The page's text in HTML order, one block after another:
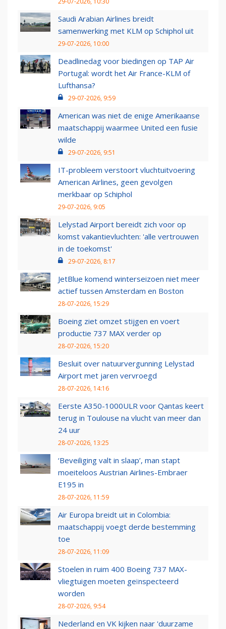
Saudi Arabian Airlines breidt
samenwerking met KLM op Schiphol uit
29-07-2026, 10:00
Deadlinedag voor biedingen op TAP Air
Portugal: wordt het Air France-KLM of
Lufthansa?
29-07-2026, 9:59
American was niet de enige Amerikaanse
maatschappij waarmee United een fusie
wilde
29-07-2026, 9:51
IT-probleem verstoort vluchtuitvoering
American Airlines, geen gevolgen
merkbaar op Schiphol
29-07-2026, 9:05
Lelystad Airport bereidt zich voor op
komst vakantievluchten: 'alle vertrouwen
in de toekomst'
29-07-2026, 8:17
JetBlue komend winterseizoen niet meer
actief tussen Amsterdam en Boston
28-07-2026, 15:29
Boeing ziet omzet stijgen en voert
productie 737 MAX verder op
28-07-2026, 15:20
Besluit over natuurvergunning Lelystad
Airport met jaren vervroegd
28-07-2026, 14:16
Eerste A350-1000ULR voor Qantas keert
terug in Toulouse na vlucht van meer dan
24 uur
28-07-2026, 13:25
‘Beveiliging valt in slaap’, man stapt
moeiteloos Austrian Airlines-Embraer
E195 in
28-07-2026, 11:59
Air Europa breidt uit in Colombia:
maatschappij voegt derde bestemming
toe
28-07-2026, 11:09
Stoelen in ruim 400 Boeing 737 MAX-
vliegtuigen moeten geïnspecteerd
worden
28-07-2026, 9:54
Nederland en VK kijken naar 'duurzame